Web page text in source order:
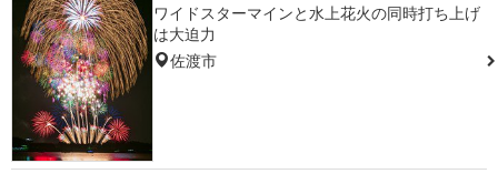
ワイドスターマインと水上花火の同時打ち上げ
は大迫力
佐渡市